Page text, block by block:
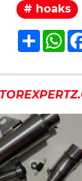
# hoaks
Share